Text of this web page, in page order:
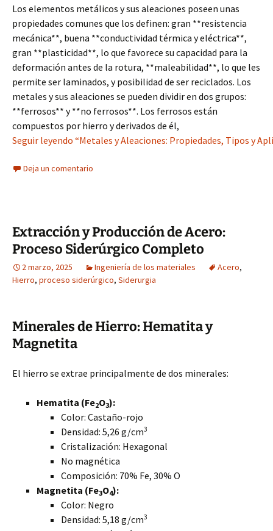
Los elementos metálicos y sus aleaciones poseen unas
propiedades comunes que los definen: gran **resistencia
mecánica**, buena **conductividad térmica y eléctrica**,
gran **plasticidad**, lo que favorece su capacidad para la
deformación antes de la rotura, **maleabilidad**, lo que les
permite ser laminados, y posibilidad de ser reciclados. Los
metales y sus aleaciones se pueden dividir en dos grupos:
**ferrosos** y **no ferrosos**. Los ferrosos están
compuestos por hierro y derivados de él,
Seguir leyendo “Metales y Aleaciones: Propiedades, Tipos y
Deja un comentario
Extracción y Producción de Acero:
Proceso Siderúrgico Completo
2 marzo, 2025 Ingeniería de los materiales Acero,
Hierro, proceso siderúrgico, Siderurgia
Minerales de Hierro: Hematita y
Magnetita
El hierro se extrae principalmente de dos minerales:
Hematita (Fe2O3):
Color: Castaño-rojo
Densidad: 5,26 g/cm3
Cristalización: Hexagonal
No magnética
Composición: 70% Fe, 30% O
Magnetita (Fe3O4):
Color: Negro
Densidad: 5,18 g/cm3